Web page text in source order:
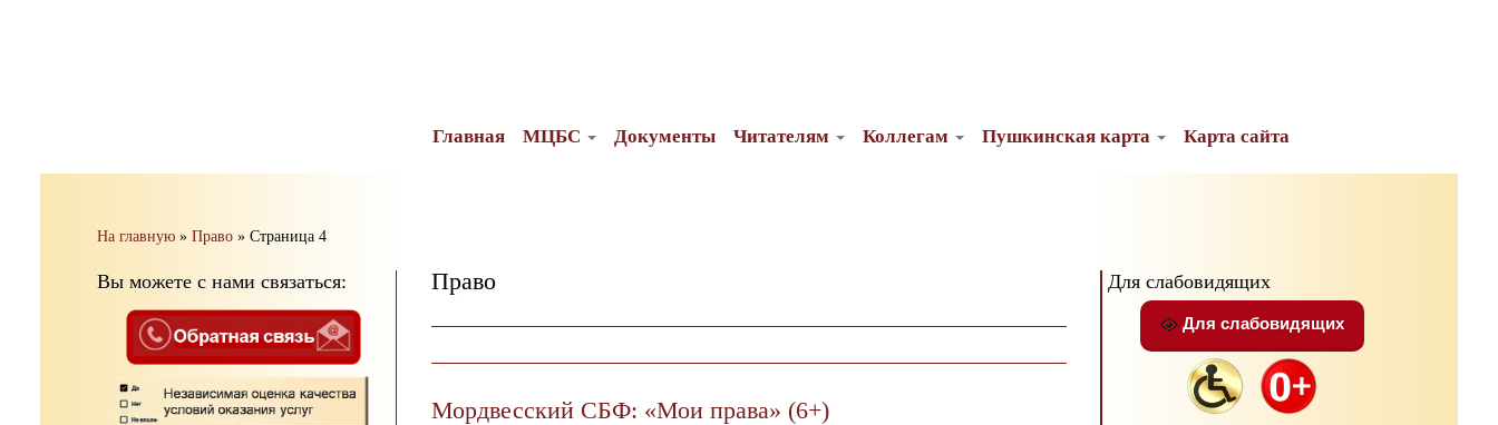
Главная МЦБС Документы Читателям Коллегам Пушкинская карта Карта сайта
На главную » Право » Страница 4
Вы можете с нами связаться: Право
Мордвесский СБФ: «Мои права» (6+)
Для слабовидящих
Для слабовидящих